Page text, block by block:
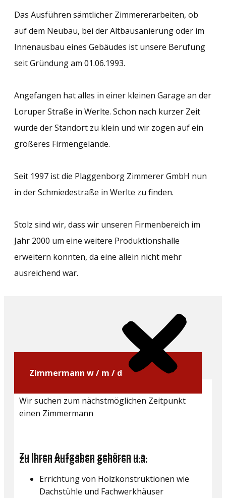
Das Ausführen sämtlicher Zimmererarbeiten, ob
auf dem Neubau, bei der Altbausanierung oder im
Innenausbau eines Gebäudes ist unsere Berufung
seit Gründung am 01.06.1993.
Angefangen hat alles in einer kleinen Garage an der
Loruper Straße in Werlte. Schon nach kurzer Zeit
wurde der Standort zu klein und wir zogen auf ein
größeres Firmengelände.
Seit 1997 ist die Plaggenborg Zimmerer GmbH nun
in der Schmiedestraße in Werlte zu finden.
Stolz sind wir, dass wir unseren Firmenbereich im
Jahr 2000 um eine weitere Produktionshalle
erweitern konnten, da eine allein nicht mehr
ausreichend war.
Zimmermann w / m / d
Wir suchen zum nächstmöglichen Zeitpunkt
einen Zimmermann
Zu Ihren Aufgaben gehören u.a.
Zu Ihren Aufgaben gehören u.a.
Errichtung von Holzkonstruktionen wie
Dachstühle und Fachwerkhäuser